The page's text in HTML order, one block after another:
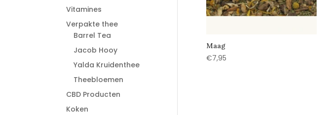
Maag
€7,95
Vitamines
Verpakte thee
Barrel Tea
Jacob Hooy
Yalda Kruidenthee
Theebloemen
CBD Producten
Koken